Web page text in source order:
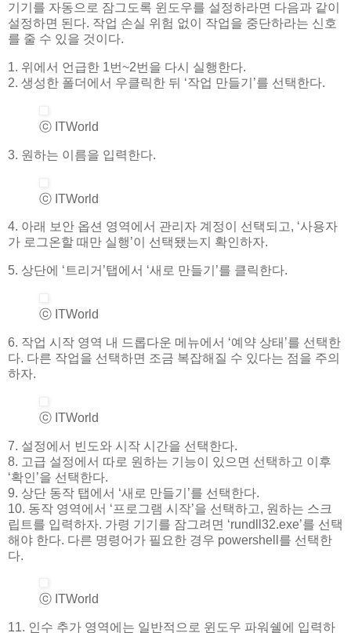
기기를 자동으로 잠그도록 윈도우를 설정하라면 다음과 같이
설정하면 된다. 작업 손실 위험 없이 작업을 중단하라는 신호
를 줄 수 있을 것이다.
1. 위에서 언급한 1번~2번을 다시 실행한다.
2. 생성한 폴더에서 우클릭한 뒤 ‘작업 만들기’를 선택한다.
ⓒ ITWorld
3. 원하는 이름을 입력한다.
ⓒ ITWorld
4. 아래 보안 옵션 영역에서 관리자 계정이 선택되고, ‘사용자
가 로그온할 때만 실행’이 선택됐는지 확인하자.
5. 상단에 ‘트리거’탭에서 ‘새로 만들기’를 클릭한다.
ⓒ ITWorld
6. 작업 시작 영역 내 드롭다운 메뉴에서 ‘예약 상태’를 선택한
다. 다른 작업을 선택하면 조금 복잡해질 수 있다는 점을 주의
하자.
ⓒ ITWorld
7. 설정에서 빈도와 시작 시간을 선택한다.
8. 고급 설정에서 따로 원하는 기능이 있으면 선택하고 이후
‘확인’을 선택한다.
9. 상단 동작 탭에서 ‘새로 만들기’를 선택한다.
10. 동작 영역에서 ‘프로그램 시작’을 선택하고, 원하는 스크
립트를 입력하자. 가령 기기를 잠그려면 ‘rundll32.exe’를 선택
해야 한다. 다른 명령어가 필요한 경우 powershell를 선택한
다.
ⓒ ITWorld
11. 인수 추가 영역에는 일반적으로 윈도우 파워쉘에 입력하